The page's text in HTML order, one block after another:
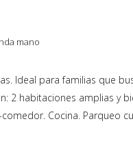
mano
Ideal para familias que
2 habitaciones amplias y
Cocina. Parqueo